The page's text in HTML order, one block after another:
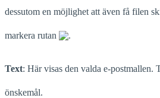
dessutom en möjlighet att även få filen
markera rutan .
Text: Här visas den valda e-postmallen.
önskemål.